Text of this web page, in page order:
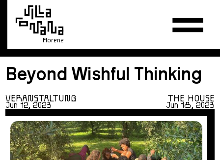
Florenz
Beyond Wishful Thinking
VERANSTALTUNG THE HOUSE
Jun 12, 2023 Jun 18, 2023